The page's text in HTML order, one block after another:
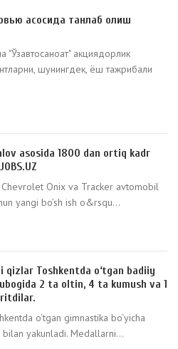
асосида танлаб олиш
"Ўзавтосаноат" акциядорлик
шунингдек, ёш тажрибали
asosida 1800 dan ortiq kadr
Chevrolet Onix va Tracker avtomobil
yangi bo’sh ish o&rsqu...
qizlar Toshkentda o‘tgan badiiy
2 ta oltin, 4 ta kumush va 1
o‘tgan gimnastika bo‘yicha
yakunladi. Medallarni...